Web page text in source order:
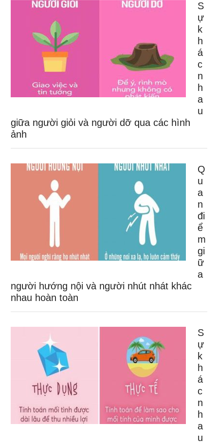
S
ự
k
h
á
c
n
h
a
u
giữa người giỏi và người dỡ qua các hình
ảnh
Q
u
a
n
đi
ể
m
gi
ữ
a
người hướng nội và người nhút nhát khác
nhau hoàn toàn
S
ự
k
h
á
c
n
h
a
u